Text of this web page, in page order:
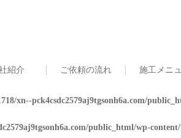
紹介 ご依頼の流れ 施工メニ
public_html/wp-
xn--pck4csdc2579aj9tgsonh6a.com/
public_html/wp-
xn--pck4csdc2579aj9tgsonh6a.com/
public_html/wp-